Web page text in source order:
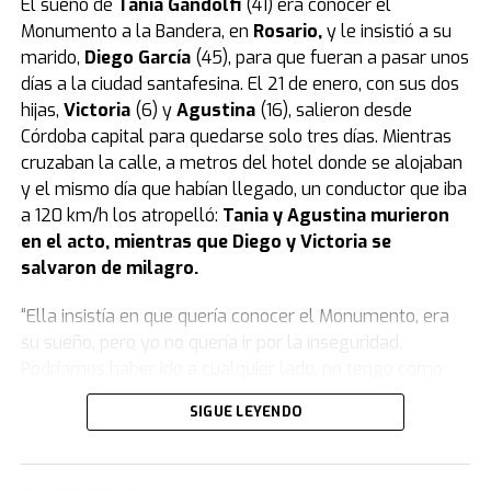
La tatuadora fue grabada un día antes
mientras compraba el veneno en un
supermercado
Según reveló el medio Metrópoles, el momento en que
la tatuadora compró el veneno con el que habría
matado a su bebé quedó registrado por las cámaras de
seguridad de un local de mascotas de la zona este de
San Pablo.
en un supermercado un día antes de la muerte de su
hijo. (Foto: captura).
La mujer hizo la compra el lunes alrededor de las 15:30,
un día antes de la muerte de su hijo, por lo que los
Monumento a la Bandera, en Rosario,y le insistió a su
marido, Diego García(45), para que fueran a pasar unos
días a la ciudad santafesina. El 21 de enero, con sus dos
hijas, Victoria (6) yAgustina (16), salieron desde
Córdoba capital para quedarse solo tres días. Mientras
cruzaban la calle, a metros del hotel donde se alojaban
y el mismo día que habían llegado, un conductor que iba
a 120 km/h los atropelló: Tania y Agustina murieron
en el acto, mientras que Diego y Victoria se
salvaron de milagro.
“Ella insistía en que quería conocer el Monumento, era
su sueño, pero yo no quería ir por la inseguridad.
explicarlo. Para darle el gusto, fuimos ahí.Fue el peor
”, se lamentó Diego en una emotiva
SIGUE LEYENDO